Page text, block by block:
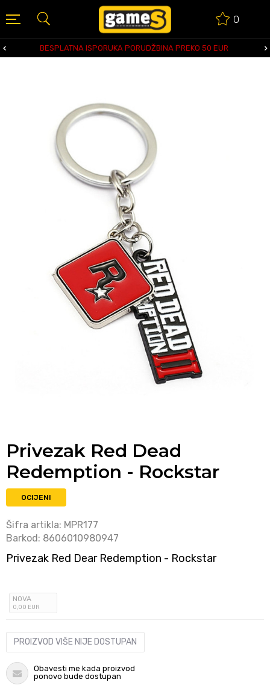
0
BESPLATNA ISPORUKA PORUDŽBINA PREKO 50 EUR
Privezak Red Dead
Redemption - Rockstar
OCIJENI
Šifra artikla: MPR177
Barkod: 8606010980947
Privezak Red Dear Redemption - Rockstar
NOVA
0,00 EUR
PROIZVOD VIŠE NIJE DOSTUPAN
Obavesti me kada proizvod
ponovo bude dostupan